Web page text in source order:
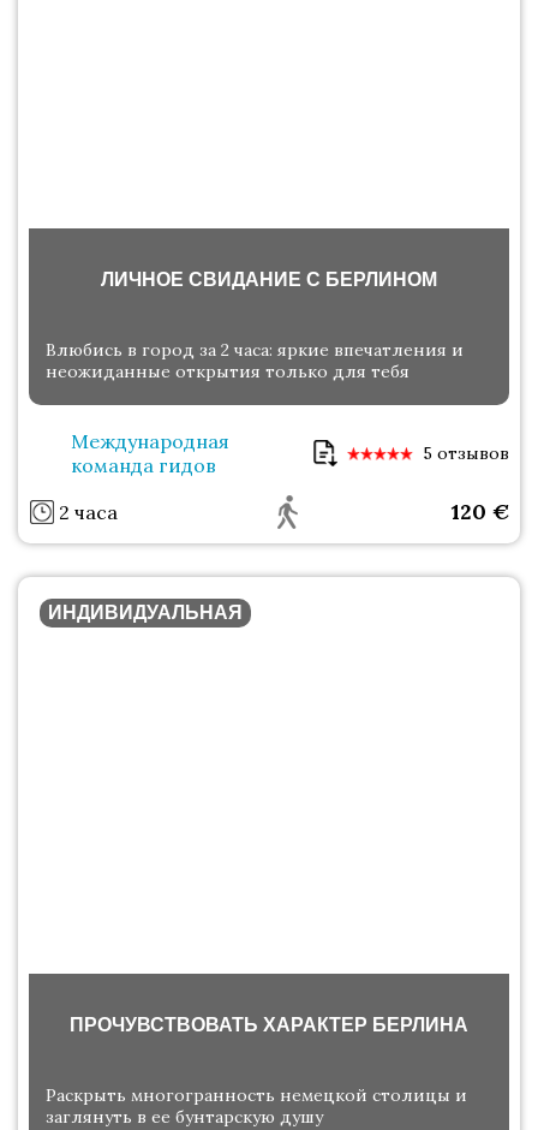
ЛИЧНОЕ СВИДАНИЕ С БЕРЛИНОМ
Влюбись в город за 2 часа: яркие впечатления и
неожиданные открытия только для тебя
Международная
команда гидов
5 отзывов
2 часа 120 €
ИНДИВИДУАЛЬНАЯ
ПРОЧУВСТВОВАТЬ ХАРАКТЕР БЕРЛИНА
Раскрыть многогранность немецкой столицы и
заглянуть в ее бунтарскую душу